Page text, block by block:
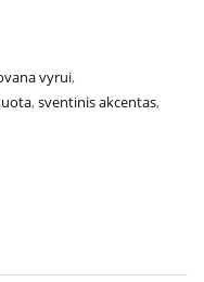
vyrui,
,sventinis akcentas,